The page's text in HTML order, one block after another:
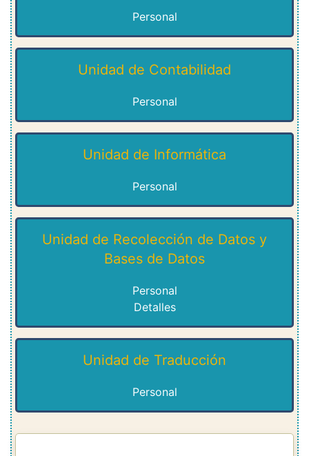
Personal
Unidad de Contabilidad
Personal
Unidad de Informática
Personal
Unidad de Recolección de Datos y
Bases de Datos
Personal
Detalles
Unidad de Traducción
Personal